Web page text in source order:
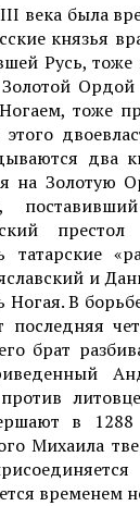
века была
князья
Русь,
то­же
этого
два
Золо­тую
и
В
брат
в
Михаила
временем